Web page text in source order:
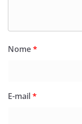
Nome*
E-mail*